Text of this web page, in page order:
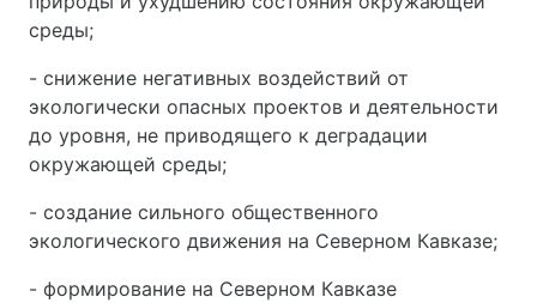
среды;
- снижение негативных воздействий от
экологически опасных проектов и деятельности
до уровня, не приводящего к деградации
окружающей среды;
- создание сильного общественного
экологического движения на Северном Кавказе;
- формирование на Северном Кавказе